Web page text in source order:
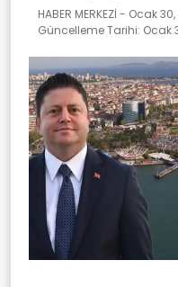
HABER MERKEZİ - Ocak
Güncelleme Tarihi: Ocak